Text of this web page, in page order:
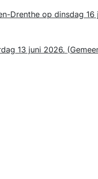
Drenthe op dinsdag 16
13 juni 2026.